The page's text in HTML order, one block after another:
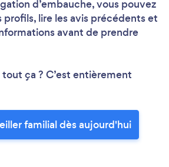
d’embauche, vous pouvez
lire les avis précédents et
avant de prendre
ça ? C’est entièrement
familial dès aujourd'hui